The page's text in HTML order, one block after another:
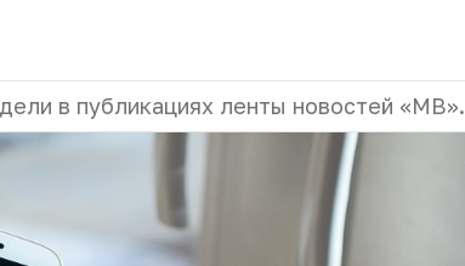
в публикациях ленты новостей «МВ».